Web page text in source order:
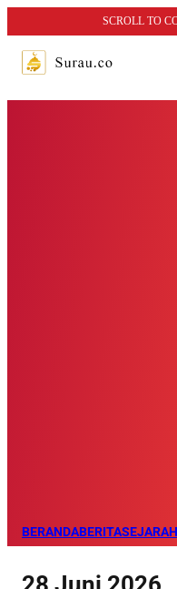
SCROLL TO
BERANDABERITASEJARAH